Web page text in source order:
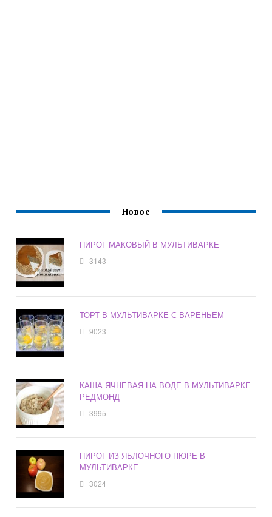
Новое
ПИРОГ МАКОВЫЙ В МУЛЬТИВАРКЕ
3143
ТОРТ В МУЛЬТИВАРКЕ С ВАРЕНЬЕМ
9023
КАША ЯЧНЕВАЯ НА ВОДЕ В МУЛЬТИВАРКЕ
РЕДМОНД
3995
ПИРОГ ИЗ ЯБЛОЧНОГО ПЮРЕ В
МУЛЬТИВАРКЕ
3024